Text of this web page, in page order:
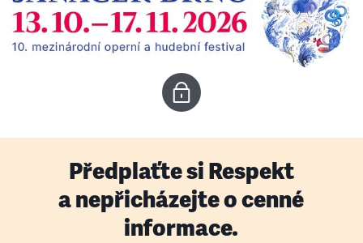
Předplaťte si Respekt
a nepřicházejte o cenné
informace.